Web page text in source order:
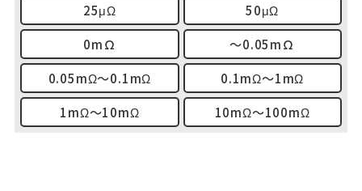
25μΩ
50μΩ
0mΩ
～0.05mΩ
0.05mΩ～0.1mΩ
0.1mΩ～1mΩ
1mΩ～10mΩ
10mΩ～100mΩ